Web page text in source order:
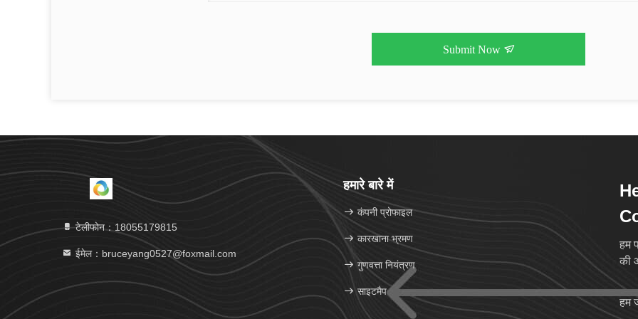
Submit Now
टेलीफोन：18055179815
ईमेल：bruceyang0527@foxmail.com
हमारे बारे में
कंपनी प्रोफाइल
कारखाना भ्रमण
गुणवत्ता नियंत्रण
साइटमैप
हम
की
हम